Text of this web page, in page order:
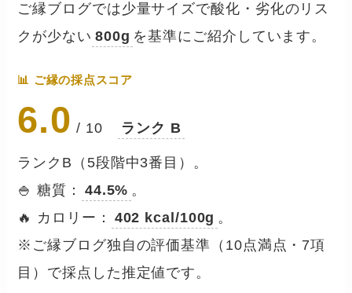
ご縁ブログでは少量サイズで酸化・劣化のリス
クが少ない 800g を基準にご紹介しています。
📊 ご縁の採点スコア
6.0 / 10 ランク B
ランクB（5段階中3番目）。
🍚 糖質：
44.5% 。
🔥 カロリー：
402 kcal/100g 。
※ご縁ブログ独自の評価基準（10点満点・7項
目）で採点した推定値です。